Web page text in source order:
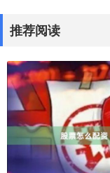
推荐阅读